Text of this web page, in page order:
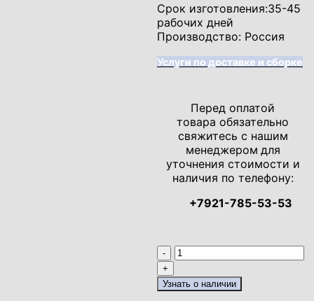
Срок изготовления:35-45
рабочих дней
Производство: Россия
Услуги по доставке и сборке
Перед оплатой
товара обязательно
свяжитесь с нашим
менеджером для
уточнения стоимости и
наличия по телефону:
+7921-785-53-53
Количество
товара
Банкетка
Классика-2/1
Узнать о наличии